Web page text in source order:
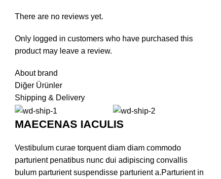
There are no reviews yet.
Only logged in customers who have purchased this
product may leave a review.
About brand
Diğer Ürünler
Shipping & Delivery
MAECENAS IACULIS
Vestibulum curae torquent diam diam commodo
parturient penatibus nunc dui adipiscing convallis
bulum parturient suspendisse parturient a.Parturient in